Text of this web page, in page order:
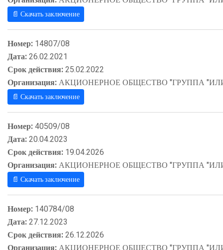
📄 Скачать заключение
Номер: 14807/08
Дата:26.02.2021
Срок действия:25.02.2022
Организация:АКЦИОНЕРНОЕ ОБЩЕСТВО "ГРУППА
📄 Скачать заключение
Номер:40509/08
Дата:20.04.2023
Срок действия: 19.04.2026
Организация:АКЦИОНЕРНОЕ ОБЩЕСТВО "ГРУППА
📄 Скачать заключение
Номер: 140784/08
Дата:27.12.2023
Срок действия:26.12.2026